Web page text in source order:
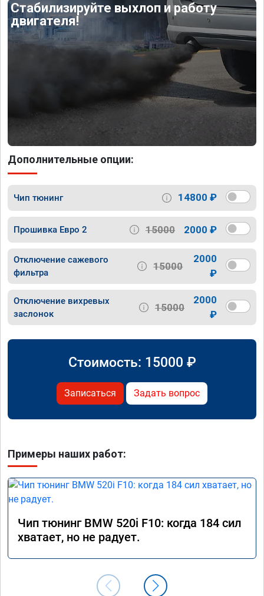
Стабилизируйте выхлоп и работу
двигателя!
Дополнительные опции:
Чип тюнинг 14800 ₽
Прошивка Евро 2 15000 2000 ₽
Отключение сажевого
фильтра
15000
2000
₽
Отключение вихревых
заслонок
15000
2000
₽
Стоимость: 15000 ₽
Записаться Задать вопрос
Примеры наших работ:
Чип тюнинг BMW 520i F10: когда 184 сил
хватает, но не радует.